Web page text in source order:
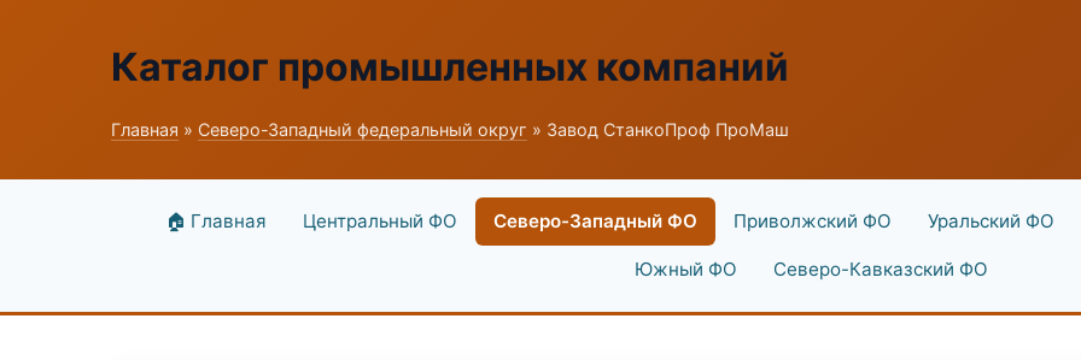
Каталог промышленных компаний
Главная » Северо-Западный федеральный округ » Завод СтанкоПроф ПроМаш
🏠 Главная Центральный ФО Северо-Западный ФО Приволжский ФО Уральский ФО
Южный ФО Северо-Кавказский ФО